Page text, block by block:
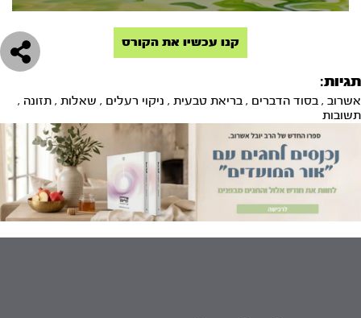
קנו עכשיו את הקורס
תגיות:
אשרוב , בסוד הדברים , בריאת טבעית , ניקוי רעלים , שאלות , תזונה ,
תשובות